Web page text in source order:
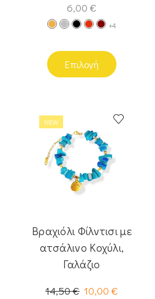
6,00 €
+4
Επιλογή
NEW
Βραχιόλι Φίλντισι με
ατσάλινο Κοχύλι,
Γαλάζιο
14,50€ 10,00 €